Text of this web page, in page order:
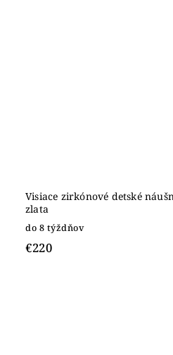
Visiace zirkónové detské
zlata
do 8 týždňov
€220